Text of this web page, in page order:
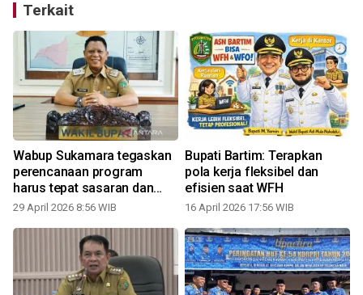
Terkait
Wabup Sukamara tegaskan
perencanaan program
harus tepat sasaran dan
efisien
29 April 2026 8:56 WIB
Bupati Bartim: Terapkan
pola kerja fleksibel dan
efisien saat WFH
16 April 2026 17:56 WIB